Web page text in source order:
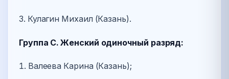
3. Кулагин Михаил (Казань).
Группа С. Женский одиночный разряд:
1. Валеева Карина (Казань);